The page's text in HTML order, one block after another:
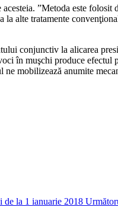
”Metoda este
alte tratamente
conjunctiv la alicarea
în muşchi produce
mobilizează anumite
de la 1 ianuarie 2018